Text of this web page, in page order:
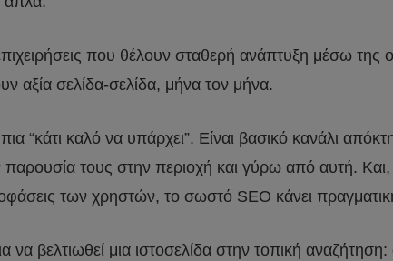
που θέλουν σταθερή ανάπτυξη μέσω
αξία σελίδα-σελίδα, μήνα τον μήνα.
πια “κάτι καλό να υπάρχει”. Είναι βασικό κανάλι
τους στην περιοχή και γύρω από αυτή.
των χρηστών, το σωστό SEO κάνει
να βελτιωθεί μια ιστοσελίδα στην τοπική